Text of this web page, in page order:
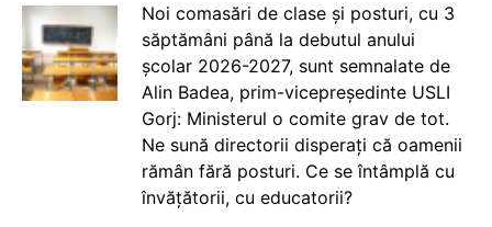
Noi comasări de clase și posturi, cu 3
săptămâni până la debutul anului
școlar 2026-2027, sunt semnalate de
Alin Badea, prim-vicepreședinte USLI
Gorj: Ministerul o comite grav de tot.
Ne sună directorii disperați că oamenii
rămân fără posturi. Ce se întâmplă cu
învățătorii, cu educatorii?